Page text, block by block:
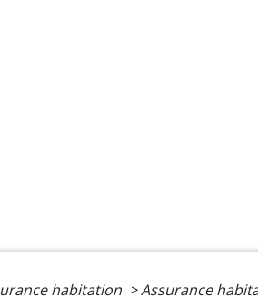
habitation >Assurance